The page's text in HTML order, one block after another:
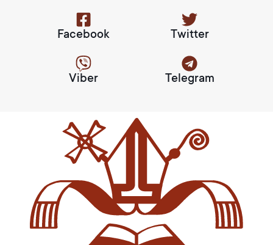
Facebook Twitter
Viber Telegram